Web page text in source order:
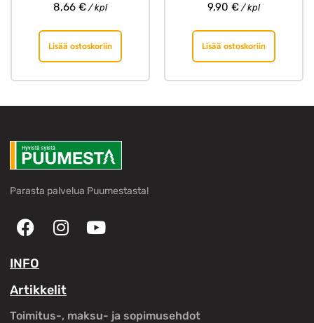
8,66 € / kpl
Lisää ostoskoriin
9,90 € / kpl
Lisää ostoskoriin
Parasta palvelua Puumestasta!
INFO
Artikkelit
Toimitus-, maksu- ja sopimusehdot